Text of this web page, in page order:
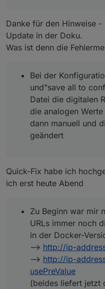
http://
(beides
Danke für den Hinweise -
Update in der Doku.
Was ist denn die
Bei der
und"save all to
Datei die digitalen
die analogen
dann manuell und
geändert
Quick-Fix habe ich
ich erst heute Abend
Zu Beginn war mir
URLs immer noch
in der Docker-
--> http://ip-
--> http://ip-
usePreValue
(beides liefert jetzt